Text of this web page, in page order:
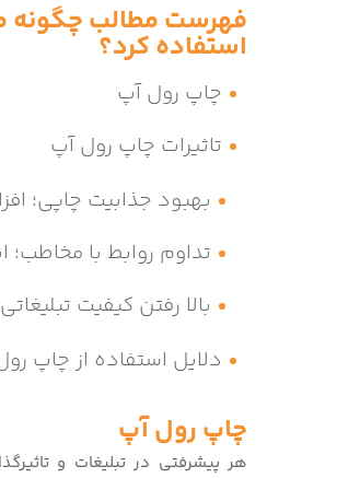
فهرست مطالب چگونه
استفاده کرد؟
چاپ رول آپ
تاثیرات چاپ رول آپ
بهبود جذابیت چاپی؛
تداوم روابط با مخاطب؛
بالا رفتن کیفیت
دلایل استفاده از چاپ
چاپ رول آپ
هر پیشرفتی در تبلیغات و